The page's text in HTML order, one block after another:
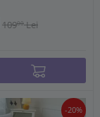
10900 Lei
-20%